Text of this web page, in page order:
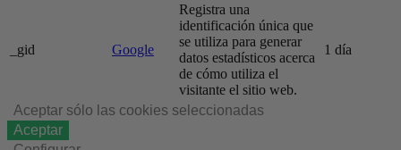
_gid Google
Registra una
identificación única que
se utiliza para generar
datos estadísticos acerca
de cómo utiliza el
visitante el sitio web.
1 día
Aceptar sólo las cookies seleccionadas
Aceptar